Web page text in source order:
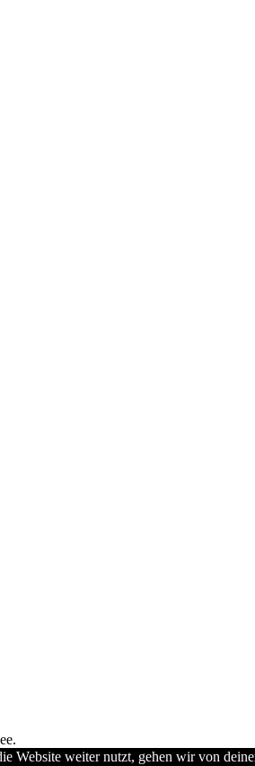
Website weiter nutzt, gehen wir von